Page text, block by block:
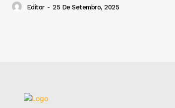
Editor - 25 De Setembro, 2025